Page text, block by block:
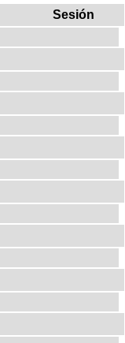
Sesión